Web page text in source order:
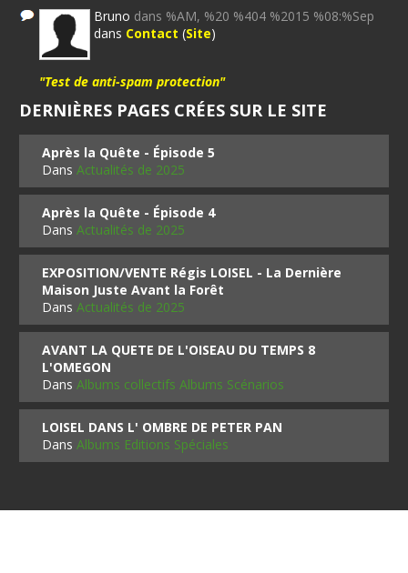
Bruno dans %AM, %20 %404 %2015 %08:%Sep
dans Contact (Site)
"Test de anti-spam protection"
DERNIÈRES PAGES CRÉES SUR LE SITE
Après la Quête - Épisode 5
DansActualités de 2025
Après la Quête - Épisode 4
DansActualités de 2025
EXPOSITION/VENTE Régis LOISEL - La Dernière
Maison Juste Avant la Forêt
DansActualités de 2025
AVANT LA QUETE DE L'OISEAU DU TEMPS 8
L'OMEGON
DansAlbums collectifs Albums Scénarios
LOISEL DANS L' OMBRE DE PETER PAN
DansAlbums Editions Spéciales